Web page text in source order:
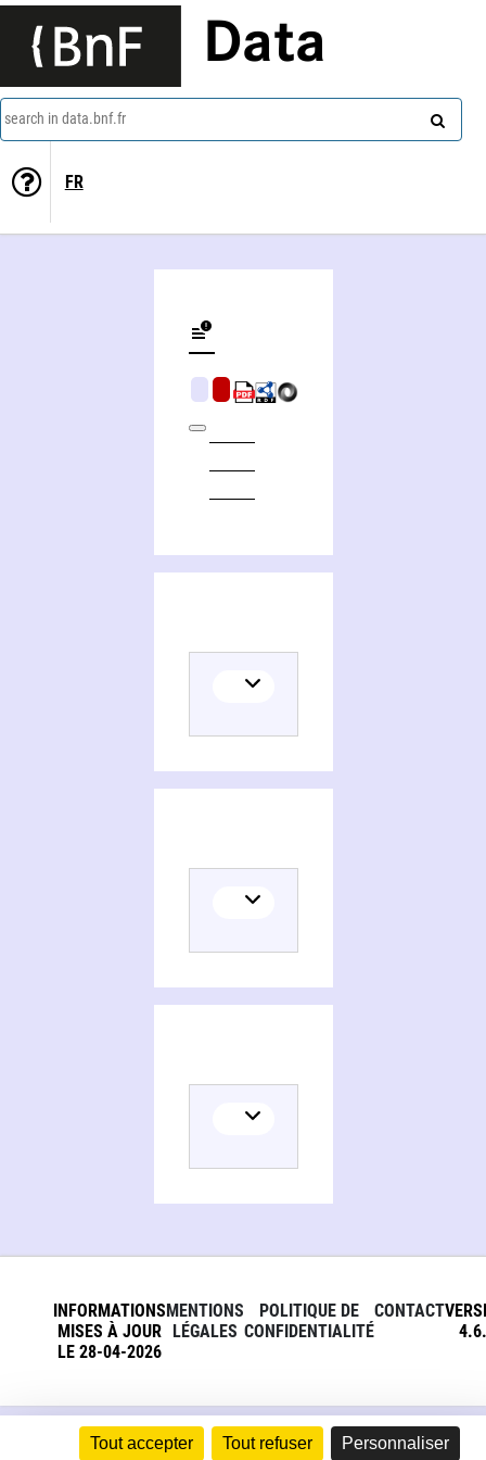
Tout accepter Tout refuser Personnaliser
Data
search in data.bnf.fr
FR
INFORMATIONS
MISES À JOUR
LE 28-04-2026
MENTIONS
LÉGALES
POLITIQUE DE
CONFIDENTIALITÉ
CONTACT